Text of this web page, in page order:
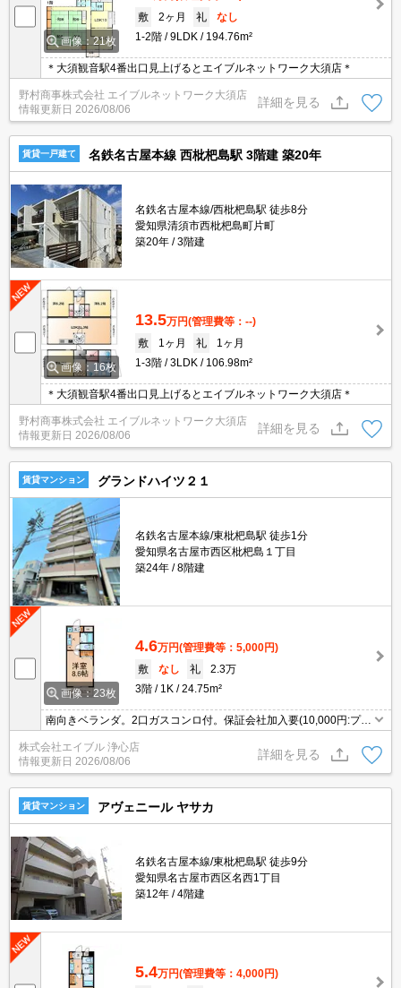
画像：21枚
敷
2ヶ月 礼
なし
1-2階
9LDK 194.76m²
＊大須観音駅4番出口見上げるとエイブルネットワーク大須店＊
野村商事株式会社 エイブルネットワーク大須店
情報更新日 2026/08/06
詳細を見る
賃貸一戸建て 名鉄名古屋本線 西枇杷島駅 3階建 築20年
名鉄名古屋本線/西枇杷島駅 徒歩8分
愛知県清須市西枇杷島町片町
築20年
3階建
画像：16枚
13.5万円(管理費等：--)
敷
1ヶ月 礼
1ヶ月
1-3階
3LDK 106.98m²
＊大須観音駅4番出口見上げるとエイブルネットワーク大須店＊
野村商事株式会社 エイブルネットワーク大須店
情報更新日 2026/08/06
詳細を見る
賃貸マンション グランドハイツ２１
名鉄名古屋本線/東枇杷島駅 徒歩1分
愛知県名古屋市西区枇杷島１丁目
築24年
8階建
画像：23枚
4.6万円(管理費等：5,000円)
敷
なし 礼
2.3万
3階
1K 24.75m²
南向きベランダ。2口ガスコンロ付。保証会社加入要(10,000円:プラ
ン一例)。
株式会社エイブル 浄心店
情報更新日 2026/08/06
詳細を見る
賃貸マンション アヴェニール ヤサカ
名鉄名古屋本線/東枇杷島駅 徒歩9分
愛知県名古屋市西区名西1丁目
築12年
4階建
5.4万円(管理費等：4,000円)